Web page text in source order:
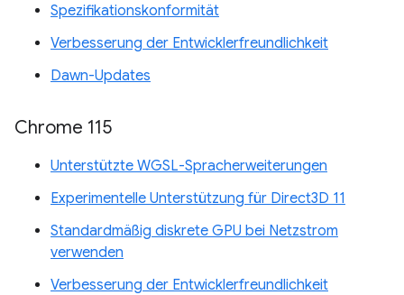
Spezifikationskonformität
Verbesserung der Entwicklerfreundlichkeit
Dawn-Updates
Chrome 115
Unterstützte WGSL-Spracherweiterungen
Experimentelle Unterstützung für Direct3D 11
Standardmäßig diskrete GPU bei Netzstrom
verwenden
Verbesserung der Entwicklerfreundlichkeit